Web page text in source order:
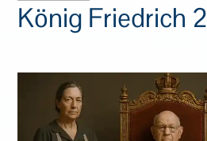
König Friedrich 2